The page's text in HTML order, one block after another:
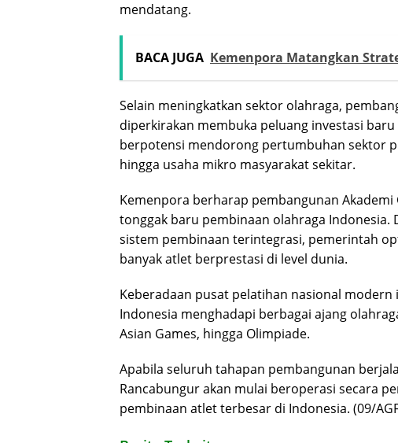
mendatang.
BACA JUGA Kemenpora Matangkan
Selain meningkatkan sektor olahraga,
diperkirakan membuka peluang investasi
berpotensi mendorong pertumbuhan sektor
hingga usaha mikro masyarakat sekitar.
Kemenpora berharap pembangunan
tonggak baru pembinaan olahraga
sistem pembinaan terintegrasi, pemerintah
banyak atlet berprestasi di level dunia.
Keberadaan pusat pelatihan nasional
Indonesia menghadapi berbagai ajang
Asian Games, hingga Olimpiade.
Apabila seluruh tahapan pembangunan
Rancabungur akan mulai beroperasi secara
pembinaan atlet terbesar di Indonesia. (09/